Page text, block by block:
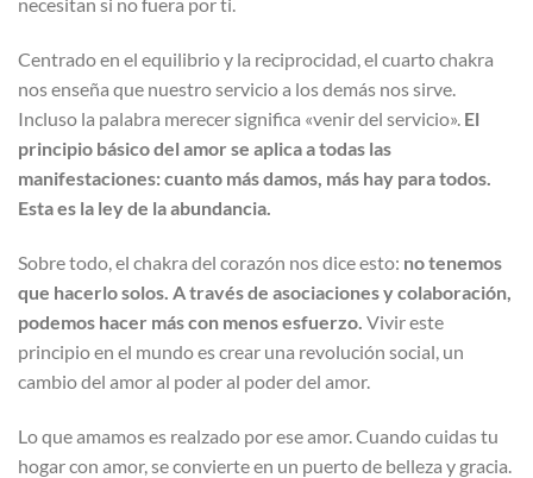
necesitan si no fuera por ti.
Centrado en el equilibrio y la reciprocidad, el cuarto chakra
nos enseña que nuestro servicio a los demás nos sirve.
Incluso la palabra merecer significa «venir del servicio». El
principio básico del amor se aplica a todas las
manifestaciones: cuanto más damos, más hay para todos.
Esta es la ley de la abundancia.
Sobre todo, el chakra del corazón nos dice esto: no tenemos
que hacerlo solos. A través de asociaciones y colaboración,
podemos hacer más con menos esfuerzo. Vivir este
principio en el mundo es crear una revolución social, un
cambio del amor al poder al poder del amor.
Lo que amamos es realzado por ese amor. Cuando cuidas tu
hogar con amor, se convierte en un puerto de belleza y gracia.